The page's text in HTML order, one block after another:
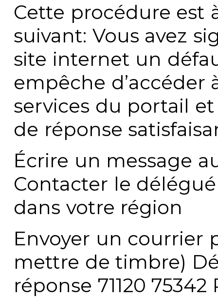
Cette procédure est
suivant: Vous avez
site internet un
empêche
services du portail
de réponse
Écrire un message
Contacter le
dans votre région
Envoyer un courrier
mettre de timbre)
réponse 71120 75342